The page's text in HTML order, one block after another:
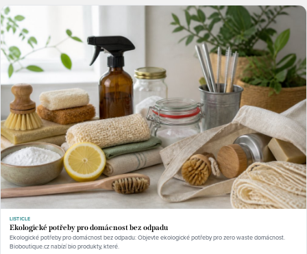
LISTICLE
Ekologické potřeby pro domácnost bez odpadu
Ekologické potřeby pro domácnost bez odpadu: Objevte ekologické potřeby pro zero waste domácnost.
Bioboutique.cz nabízí bio produkty, které.